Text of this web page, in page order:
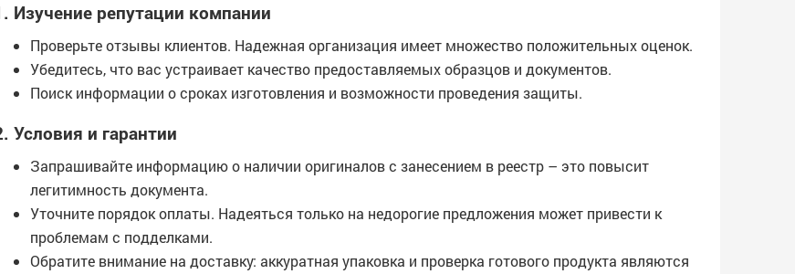
Изучение репутации компании
Проверьте отзывы клиентов. Надежная организация имеет множество положительных оценок.
Убедитесь, что вас устраивает качество предоставляемых образцов и документов.
Поиск информации о сроках изготовления и возможности проведения защиты.
Условия и гарантии
Запрашивайте информацию о наличии оригиналов с занесением в реестр – это повысит
легитимность документа.
Уточните порядок оплаты. Надеяться только на недорогие предложения может привести к
проблемам с подделками.
Обратите внимание на доставку: аккуратная упаковка и проверка готового продукта являются